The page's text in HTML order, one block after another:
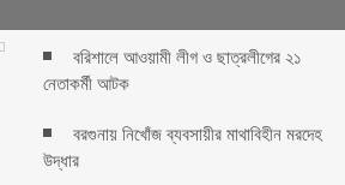
বরিশালে আওয়ামী লীগ ও ছাত্রলীগের ২১
নেতাকর্মী আটক
বরগুনায় নিখোঁজ ব্যবসায়ীর মাথাবিহীন মরদেহ
উদ্ধার